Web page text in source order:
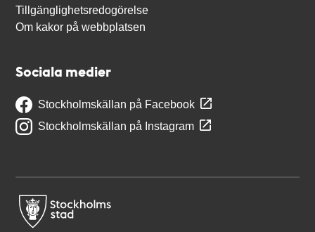
Tillgänglighetsredogörelse
Om kakor på webbplatsen
Sociala medier
Stockholmskällan på Facebook
Stockholmskällan på Instagram